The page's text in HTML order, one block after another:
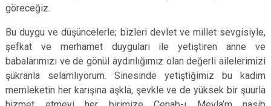
göreceğiz.
Bu duygu ve düşüncelerle; bizleri devlet ve millet sevgisiyle,
şefkat ve merhamet duyguları ile yetiştiren anne ve
babalarımızı ve de gönül aydınlığımız olan değerli ailelerimizi
şükranla selamlıyorum. Sinesinde yetiştiğimiz bu kadim
memleketin her karışına aşkla, şevkle ve de yüksek bir şuurla